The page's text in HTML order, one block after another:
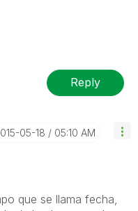
Reply
05-18 05:10 AM
que se llama fecha,